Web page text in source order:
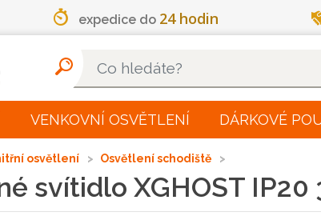
expedice do 24 hodin
VENKOVNÍ OSVĚTLENÍ DÁRKOVÉ
osvětlení Osvětlení schodiště
svítidlo XGHOST IP20